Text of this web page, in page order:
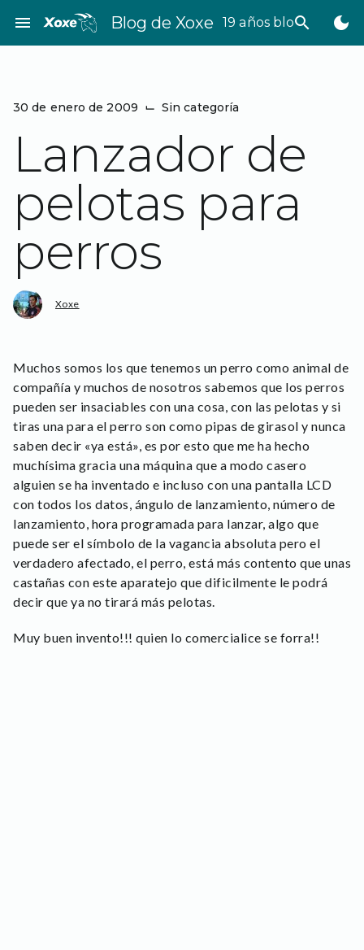
contenido
menu Blog de Xoxe 19 años bloggeando
search dark_mode
30 de enero de 2009 ⌙ Sin categoría
Lanzador de
pelotas para
perros
Xoxe
Muchos somos los que tenemos un perro como animal de
compañía y muchos de nosotros sabemos que los perros
pueden ser insaciables con una cosa, con las pelotas y si
tiras una para el perro son como pipas de girasol y nunca
saben decir «ya está», es por esto que me ha hecho
muchísima gracia una máquina que a modo casero
alguien se ha inventado e incluso con una pantalla LCD
con todos los datos, ángulo de lanzamiento, número de
lanzamiento, hora programada para lanzar, algo que
puede ser el símbolo de la vagancia absoluta pero el
verdadero afectado, el perro, está más contento que unas
castañas con este aparatejo que dificilmente le podrá
decir que ya no tirará más pelotas.
Muy buen invento!!! quien lo comercialice se forra!!